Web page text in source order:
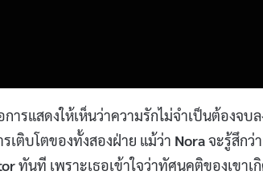
การแสดงให้เห็นว่าความรักไม่จำเป็นต้องจบ
เติบโตของทั้งสองฝ่าย แม้ว่า Noraจะรู้สึกว่
ทันที เพราะเธอเข้าใจว่าทัศนคติของเขา